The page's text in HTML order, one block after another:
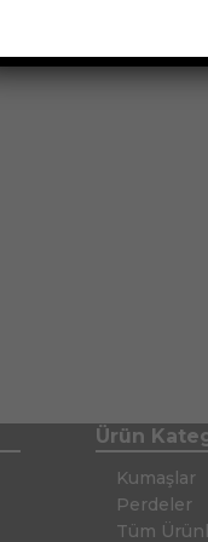
Ürün
Kumaşlar
Perdeler
Tüm